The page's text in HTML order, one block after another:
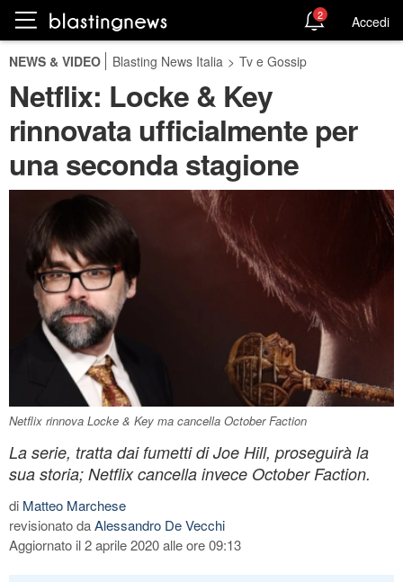
2 Accedi
NEWS & VIDEO Blasting News Italia > Tv e Gossip
Netflix: Locke & Key
rinnovata ufficialmente per
una seconda stagione
Netflix rinnova Locke & Key ma cancella October Faction
La serie, tratta dai fumetti di Joe Hill, proseguirà la
sua storia; Netflix cancella invece October Faction.
di Matteo Marchese
revisionato daAlessandro De Vecchi
Aggiornato il 2 aprile 2020 alle ore 09:13